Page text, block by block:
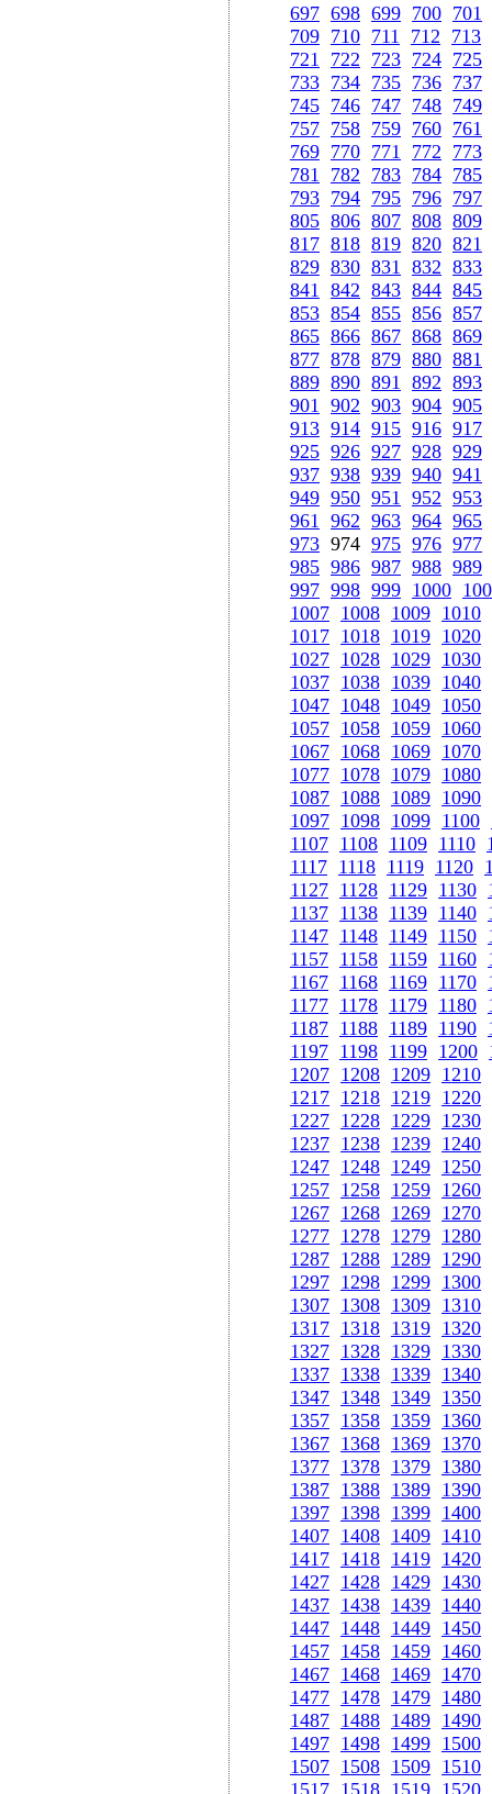
697 698 699 700 701
709 710 711 712 713
721 722 723 724 725
733 734 735 736 737
745 746 747 748 749
757 758 759 760 761
769 770 771 772 773
781 782 783 784 785
793 794 795 796 797
805 806 807 808 809
817 818 819 820 821
829 830 831 832 833
841 842 843 844 845
853 854 855 856 857
865 866 867 868 869
877 878 879 880 881
889 890 891 892 893
901 902 903 904 905
913 914 915 916 917
925 926 927 928 929
937 938 939 940 941
949 950 951 952 953
961 962 963 964 965
973 974 975 976 977
985 986 987 988 989
997 998 999 1000
1007 1008 1009 1010
1017 1018 1019 1020
1027 1028 1029 1030
1037 1038 1039 1040
1047 1048 1049 1050
1057 1058 1059 1060
1067 1068 1069 1070
1077 1078 1079 1080
1087 1088 1089 1090
1097 1098 1099 1100
1107 1108 1109 1110
1117 1118 1119 1120
1127 1128 1129 1130
1137 1138 1139 1140
1147 1148 1149 1150
1157 1158 1159 1160
1167 1168 1169 1170
1177 1178 1179 1180
1187 1188 1189 1190
1197 1198 1199 1200
1207 1208 1209 1210
1217 1218 1219 1220
1227 1228 1229 1230
1237 1238 1239 1240
1247 1248 1249 1250
1257 1258 1259 1260
1267 1268 1269 1270
1277 1278 1279 1280
1287 1288 1289 1290
1297 1298 1299 1300
1307 1308 1309 1310
1317 1318 1319 1320
1327 1328 1329 1330
1337 1338 1339 1340
1347 1348 1349 1350
1357 1358 1359 1360
1367 1368 1369 1370
1377 1378 1379 1380
1387 1388 1389 1390
1397 1398 1399 1400
1407 1408 1409 1410
1417 1418 1419 1420
1427 1428 1429 1430
1437 1438 1439 1440
1447 1448 1449 1450
1457 1458 1459 1460
1467 1468 1469 1470
1477 1478 1479 1480
1487 1488 1489 1490
1497 1498 1499 1500
1507 1508 1509 1510
1517 1518 1519 1520